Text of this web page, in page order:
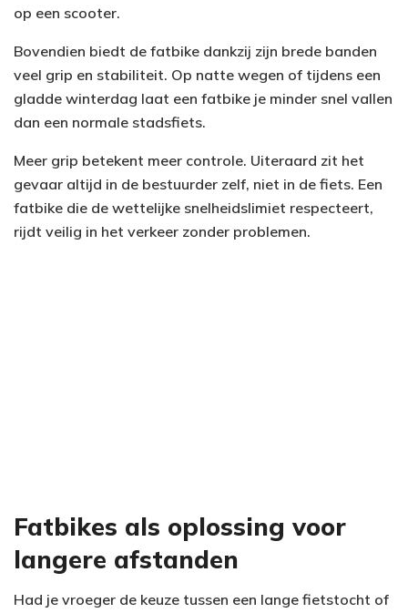
op een scooter.
Bovendien biedt de fatbike dankzij zijn brede banden
veel grip en stabiliteit. Op natte wegen of tijdens een
gladde winterdag laat een fatbike je minder snel vallen
dan een normale stadsfiets.
Meer grip betekent meer controle. Uiteraard zit het
gevaar altijd in de bestuurder zelf, niet in de fiets. Een
fatbike die de wettelijke snelheidslimiet respecteert,
rijdt veilig in het verkeer zonder problemen.
Fatbikes als oplossing voor
langere afstanden
Had je vroeger de keuze tussen een lange fietstocht of